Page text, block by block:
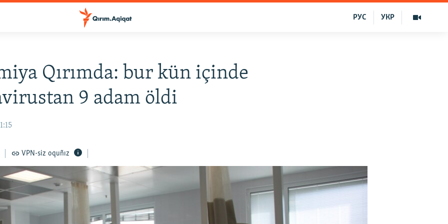
УКР
РУС
Qırımda: bur kün içinde
9 adam öldi
VPN-siz oquñız